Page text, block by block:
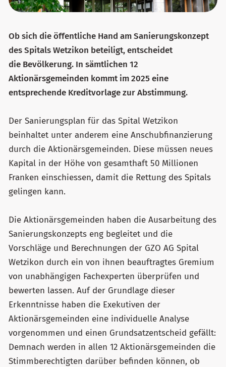
Ob sich die öffentliche Hand am Sanierungskonzept
des Spitals Wetzikon beteiligt, entscheidet
die Bevölkerung. In sämtlichen 12
Aktionärsgemeinden kommt im 2025 eine
entsprechende Kreditvorlage zur Abstimmung.
Der Sanierungsplan für das Spital Wetzikon
beinhaltet unter anderem eine Anschubfinanzierung
durch die Aktionärsgemeinden. Diese müssen neues
Kapital in der Höhe von gesamthaft 50 Millionen
Franken einschiessen, damit die Rettung des Spitals
gelingen kann.
Die Aktionärsgemeinden haben die Ausarbeitung des
Sanierungskonzepts eng begleitet und die
Vorschläge und Berechnungen der GZO AG Spital
Wetzikon durch ein von ihnen beauftragtes Gremium
von unabhängigen Fachexperten überprüfen und
bewerten lassen. Auf der Grundlage dieser
Erkenntnisse haben die Exekutiven der
Aktionärsgemeinden eine individuelle Analyse
vorgenommen und einen Grundsatzentscheid gefällt:
Demnach werden in allen 12 Aktionärsgemeinden die
Stimmberechtigten darüber befinden können, ob